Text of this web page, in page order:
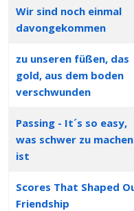
Wir sind noch einmal
davongekommen
zu unseren füßen, das
gold, aus dem boden
verschwunden
Passing - It´s so easy,
was schwer zu machen
ist
Scores That Shaped
Friendship